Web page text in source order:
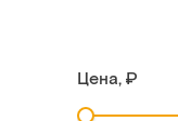
Цена, ₽